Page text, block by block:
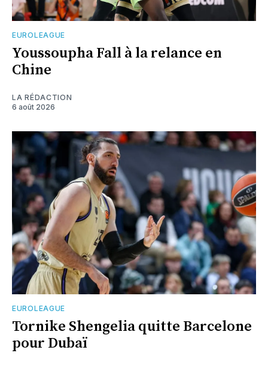
EUROLEAGUE
Youssoupha Fall à la relance en
Chine
LA RÉDACTION
6 août 2026
EUROLEAGUE
Tornike Shengelia quitte Barcelone
pour Dubaï